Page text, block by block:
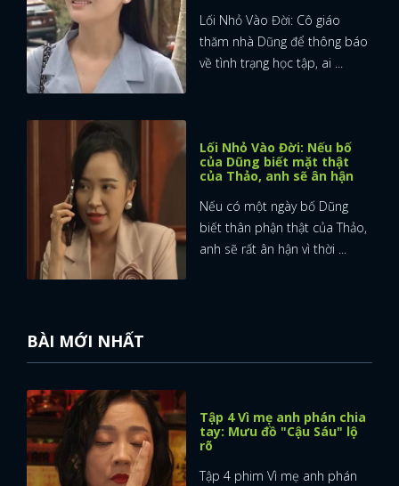
Lối Nhỏ Vào Đời: Cô giáo
thăm nhà Dũng để thông báo
về tình trạng học tập, ai ...
Lối Nhỏ Vào Đời: Nếu bố
của Dũng biết mặt thật
của Thảo, anh sẽ ân hận
Nếu có một ngày bố Dũng
biết thân phận thật của Thảo,
anh sẽ rất ân hận vì thời ...
BÀI MỚI NHẤT
Tập 4 Vì mẹ anh phán chia
tay: Mưu đồ "Cậu Sáu" lộ
rõ
Tập 4 phim Vì mẹ anh phán